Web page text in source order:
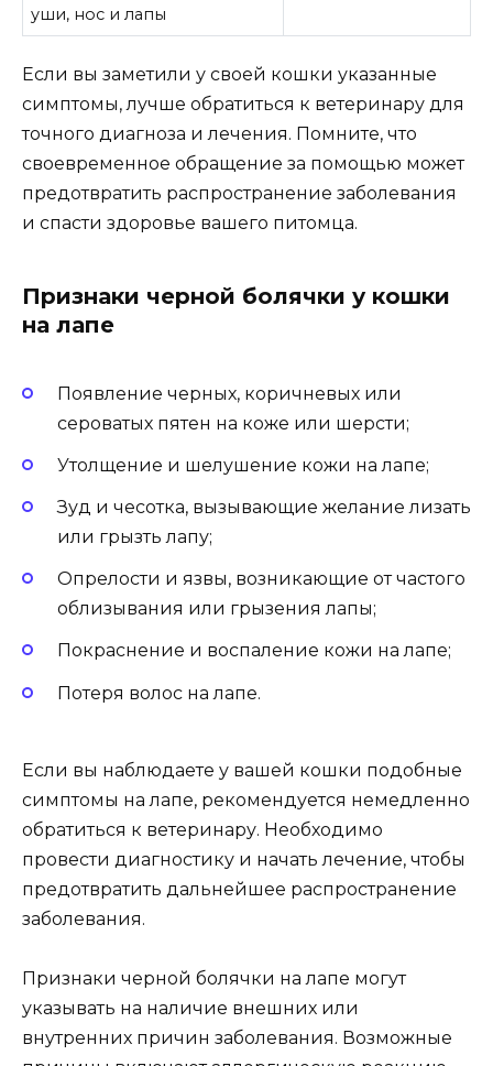
уши, нос и лапы
Если вы заметили у своей кошки указанные
симптомы, лучше обратиться к ветеринару для
точного диагноза и лечения. Помните, что
своевременное обращение за помощью может
предотвратить распространение заболевания
и спасти здоровье вашего питомца.
Признаки черной болячки у кошки
на лапе
Появление черных, коричневых или
сероватых пятен на коже или шерсти;
Утолщение и шелушение кожи на лапе;
Зуд и чесотка, вызывающие желание лизать
или грызть лапу;
Опрелости и язвы, возникающие от частого
облизывания или грызения лапы;
Покраснение и воспаление кожи на лапе;
Потеря волос на лапе.
Если вы наблюдаете у вашей кошки подобные
симптомы на лапе, рекомендуется немедленно
обратиться к ветеринару. Необходимо
провести диагностику и начать лечение, чтобы
предотвратить дальнейшее распространение
заболевания.
Признаки черной болячки на лапе могут
указывать на наличие внешних или
внутренних причин заболевания. Возможные